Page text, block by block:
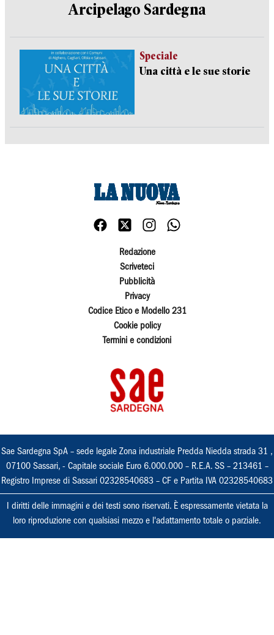
Arcipelago Sardegna
Speciale
Una città e le sue storie
Redazione
Scriveteci
Pubblicità
Privacy
Codice Etico e Modello 231
Cookie policy
Termini e condizioni
Sae Sardegna SpA – sede legale Zona industriale Predda Niedda strada 31 ,
07100 Sassari, - Capitale sociale Euro 6.000.000 – R.E.A. SS – 213461 –
Registro Imprese di Sassari 02328540683 – CF e Partita IVA 02328540683
I diritti delle immagini e dei testi sono riservati. È espressamente vietata la
loro riproduzione con qualsiasi mezzo e l'adattamento totale o parziale.